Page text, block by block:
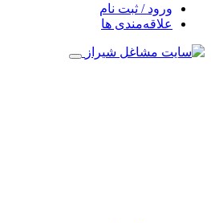
ورود / ثبت نام
علاقه‌مندی ها